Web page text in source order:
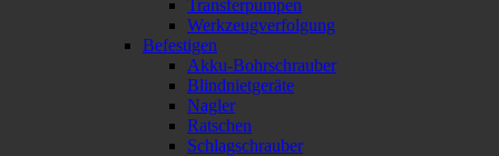
Transferpumpen
Werkzeugverfolgung
Befestigen
Akku-Bohrschrauber
Blindnietgeräte
Nagler
Ratschen
Schlagschrauber